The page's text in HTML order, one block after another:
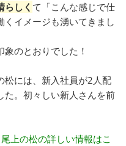
らしく て「こんな感じで仕
イメージも湧いてきまし
のとおりでした！
には、新入社員が2人配
た。初々しい新人さんを前
上の松の詳しい情報はこ